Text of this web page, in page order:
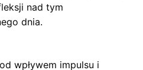
nad tym
dnia.
wpływem impulsu i